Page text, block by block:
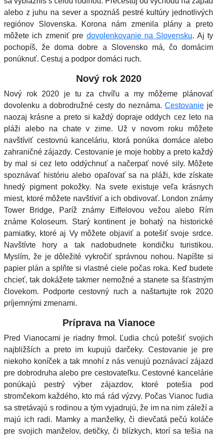
alebo z juhu na sever a spoznáš pestré kultúry jednotlivých
regiónov Slovenska. Korona nám zmenila plány a preto
môžete ich zmeniť pre dovolenkovanie na Slovensku. Aj ty
pochopíš, že doma dobre a Slovensko má, čo domácim
ponúknuť. Cestuj a podpor domáci ruch.
Nový rok 2020
Nový rok 2020 je tu za chvíľu a my môžeme plánovať
dovolenku a dobrodružné cesty do neznáma.Cestovanie je
naozaj krásne a preto si každý dopraje oddych cez leto na
pláži alebo na chate v zime. Už v novom roku môžete
navštíviť cestovnú kanceláriu, ktorá ponúka domáce alebo
zahraničné zájazdy. Cestovanie je moje hobby a preto každý
by mal si cez leto oddýchnuť a načerpať nové sily. Môžete
spoznávať históriu alebo opaľovať sa na pláži, kde získate
hnedý pigment pokožky. Na svete existuje veľa krásnych
miest, ktoré môžete navštíviť a ich obdivovať. London známy
Tower Bridge, Paríž známy Eiffelovou vežou alebo Rím
známe Koloseum. Starý kontinent je bohatý na historické
pamiatky, ktoré aj Vy môžete objaviť a potešiť svoje srdce.
Navštívte hory a tak nadobudnete kondičku turistikou.
Myslím, že je dôležité vykročiť správnou nohou. Napíšte si
papier plán a splňte si vlastné ciele počas roka. Keď budete
chcieť, tak dokážete takmer nemožné a stanete sa šťastným
človekom. Podporte cestovný ruch a naštartujte rok 2020
príjemnými zmenami.
Príprava na Vianoce
Pred Vianocami je riadny frmol. Ľudia chcú potešiť svojich
najbližších a preto im kupujú darčeky. Cestovanie je pre
niekoho koníček a tak mnohí z nás venujú poznávací zájazd
pre dobrodruha alebo pre cestovateľku. Cestovné kancelárie
ponúkajú pestrý výber zájazdov, ktoré potešia pod
stromčekom každého, kto má rád výzvy. Počas Vianoc ľudia
sa stretávajú s rodinou a tým vyjadrujú, že im na nim záleží a
majú ich radi. Mamky a manželky, či dievčatá pečú koláče
pre svojich manželov, detičky, či blízkych, ktorí sa tešia na